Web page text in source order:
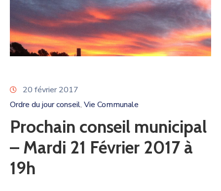
20 février 2017
Ordre du jour conseil‚ Vie Communale
Prochain conseil municipal
– Mardi 21 Février 2017 à
19h